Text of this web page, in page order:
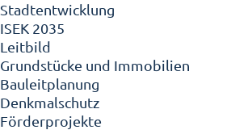
Stadtentwicklung
ISEK 2035
Leitbild
Grundstücke und Immobilien
Bauleitplanung
Denkmalschutz
Förderprojekte